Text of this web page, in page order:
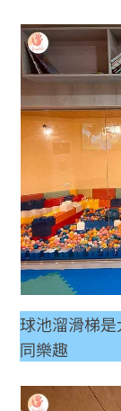
球池溜滑梯
同樂趣